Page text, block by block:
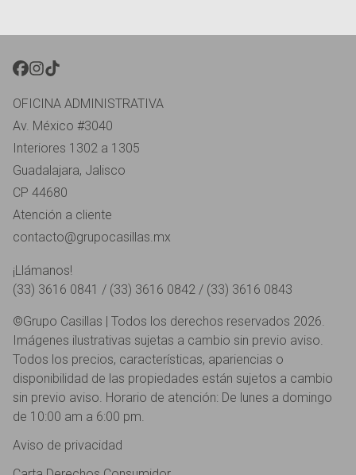
FACEBOOK }}
INSTAGRAM }}
TIKTOK }}
OFICINA ADMINISTRATIVA
Av. México #3040
Interiores 1302 a 1305
Guadalajara, Jalisco
CP 44680
Atención a cliente
contacto@grupocasillas.mx
¡Llámanos!
(33) 3616 0841 / (33) 3616 0842 / (33) 3616 0843
©Grupo Casillas | Todos los derechos reservados 2026.
Imágenes ilustrativas sujetas a cambio sin previo aviso.
Todos los precios, características, apariencias o
disponibilidad de las propiedades están sujetos a cambio
sin previo aviso. Horario de atención: De lunes a domingo
de 10:00 am a 6:00 pm.
Aviso de privacidad